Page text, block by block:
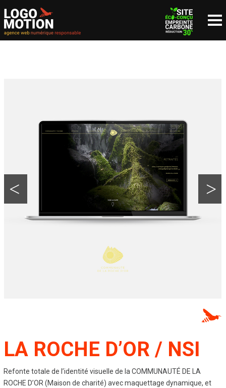
LA ROCHE D’OR / NSI
Refonte totale de l’identité visuelle de la COMMUNAUTÉ DE LA
ROCHE D’OR (Maison de charité) avec maquettage dynamique, et